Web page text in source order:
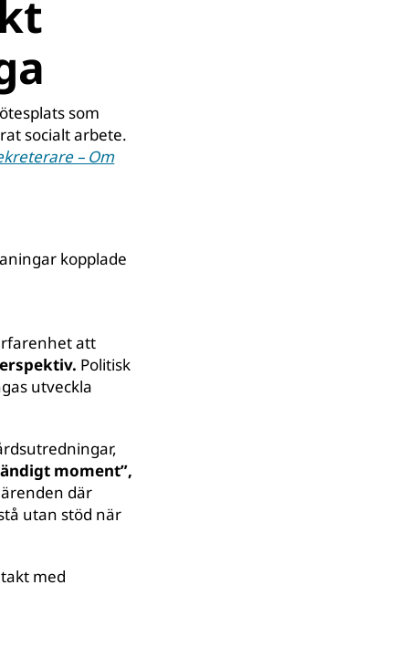
som
socialt arbete.
– Om
kopplade
att
Politisk
utveckla
moment”,
där
utan stöd när
med